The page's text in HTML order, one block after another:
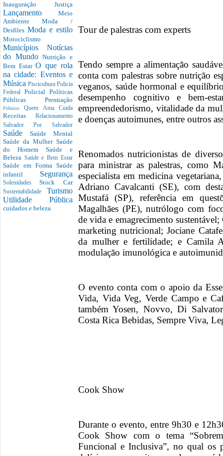
Inauguração Justiça
Lançamento Meio
AmbienteModa /
Desfiles Moda e estilo
Motociclismo
Municípios Notícias
do MundoNutrição e
Bem EstarO que rola
na cidade: Eventos e
Música Piscicultura Policia
Federal Policial Políticas
Públicas Premiação
PrêmiosQuem Ama Cuida
Receitas Relacionamento
Salvador Por Salvador
Saúde Saúde Mental
Saúde da Mulher Saúde
do Homem Saúde e
Beleza Saúde e Bem Estar
Saúde em Forma Saúde
infantil Segurança
SolenidadesStock Car
Sustentabilidade Turismo
Utilidade Pública
cuidados e beleza
Tour de palestras com experts
Tendo sempre a alimentação
conta com palestras sobre nutrição
veganos, saúde hormonal e
desempenho cognitivo e bem-
empreendedorismo, vitalidade da
e doenças autoimunes, entre outros
Renomados nutricionistas de
para ministrar as palestras, como
especialista em medicina
Adriano Cavalcanti (SE), com
Mustafá (SP), referência em
Magalhães (PE), nutrólogo com
de vida e emagrecimento
marketing nutricional; Jociane
da mulher e fertilidade; e Camila
modulação imunológica e
O evento conta com o apoio da
Vida, Vida Veg, Verde Campo e
também Yosen, Novvo, Di
Costa Rica Bebidas, Sempre Viva,
Cook Show
Durante o evento, entre 9h30 e
Cook Show com o tema
Funcional e Inclusiva”, no qual os